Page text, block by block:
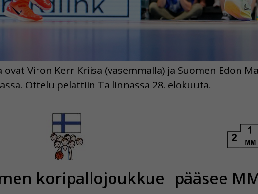
koripallojoukkue pääsee
ovat Viron Kerr Kriisa (vasemmalla) ja Suomen Edon
Ottelu pelattiin Tallinnassa 28. elokuuta.